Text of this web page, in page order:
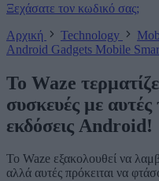
Ξεχάσατε τον κωδικό σας;
Αρχική
Technology
Android Gadgets Mobile
To Waze
συσκευές με αυτές
εκδόσεις Android!
Το Waze εξακολουθεί να
αλλά αυτές πρόκειται να